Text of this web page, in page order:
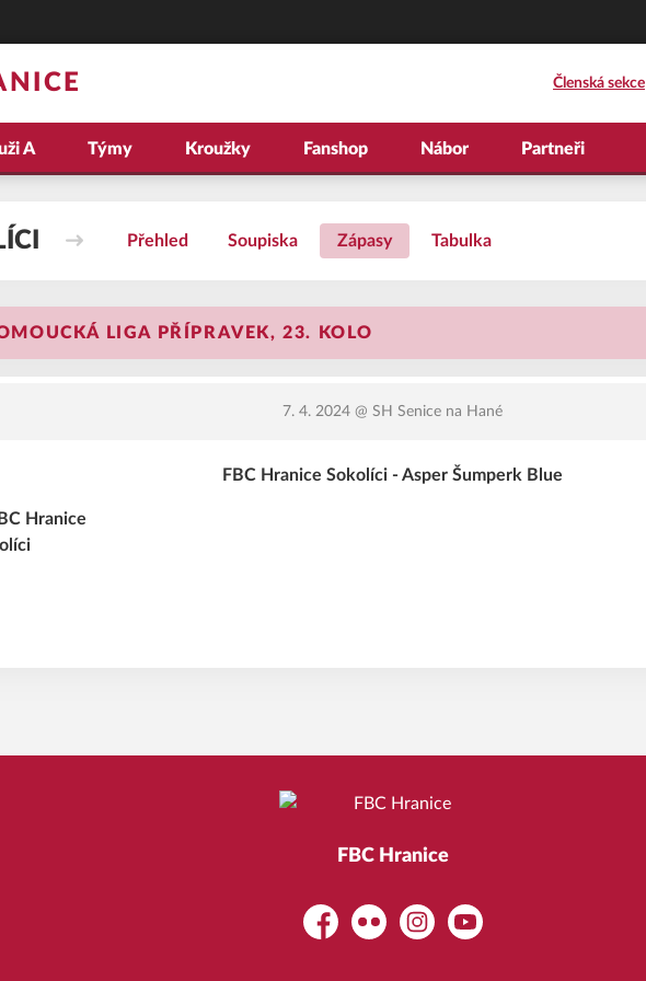
Členská sekce
A Týmy Kroužky Fanshop Nábor Partneři
Přehled Soupiska Zápasy Tabulka
LIGA PŘÍPRAVEK, 23. KOLO
7. 4. 2024 @ SH Senice na Hané
FBC Hranice Sokolíci - Asper Šumperk Blue
FBC Hranice
FacebookFlickr InstagramYouTube